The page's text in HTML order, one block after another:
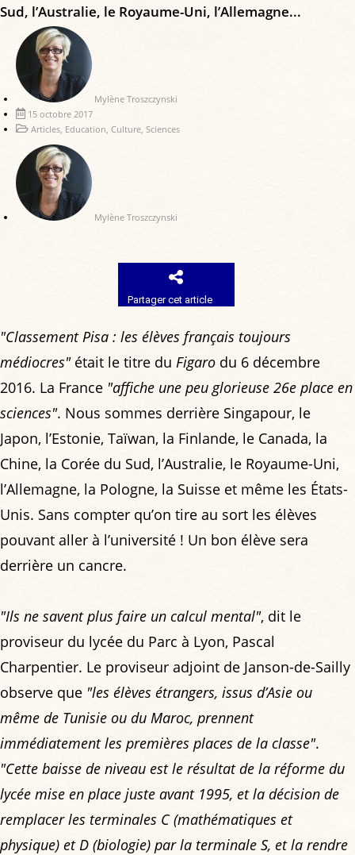
Sud, l’Australie, le Royaume-Uni, l’Allemagne...
Mylène Troszczynski
15 octobre 2017
Articles Education Culture Sciences
Mylène Troszczynski
Partager cet article
"Classement Pisa : les élèves français toujours
médiocres"était le titre du Figaro du 6 décembre
2016. La France "affiche une peu glorieuse 26e place en
sciences". Nous sommes derrière Singapour, le
Japon, l’Estonie, Taïwan, la Finlande, le Canada, la
Chine, la Corée du Sud, l’Australie, le Royaume-Uni,
l’Allemagne, la Pologne, la Suisse et même les États-
Unis. Sans compter qu’on tire au sort les élèves
pouvant aller à l’université ! Un bon élève sera
derrière un cancre.
"Ils ne savent plus faire un calcul mental", dit le
proviseur du lycée du Parc à Lyon, Pascal
Charpentier. Le proviseur adjoint de Janson-de-Sailly
observe que "les élèves étrangers, issus d’Asie ou
même de Tunisie ou du Maroc, prennent
immédiatement les premières places de la classe".
"Cette baisse de niveau est le résultat de la réforme du
lycée mise en place juste avant 1995, et la décision de
remplacer les terminales C (mathématiques et
physique) et D (biologie) par la terminale S, et la rendre